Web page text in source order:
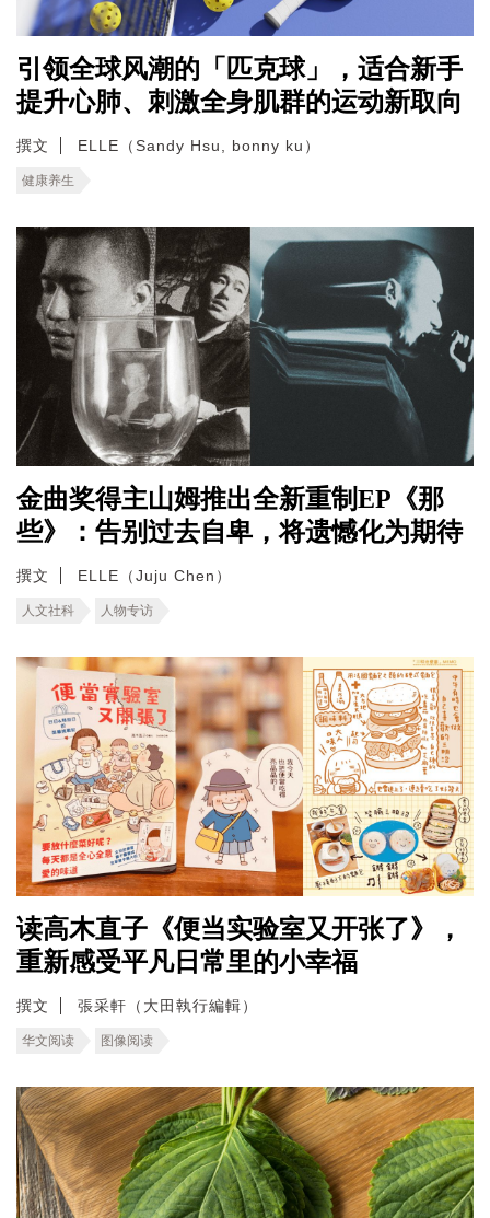
引领全球风潮的「匹克球」，适合新手
提升心肺、刺激全身肌群的运动新取向
撰文 ELLE（Sandy Hsu, bonny ku）
健康养生
金曲奖得主山姆推出全新重制EP《那
些》：告别过去自卑，将遗憾化为期待
撰文 ELLE（Juju Chen）
人文社科 人物专访
读高木直子《便当实验室又开张了》，
重新感受平凡日常里的小幸福
撰文 張采軒（大田執行編輯）
华文阅读 图像阅读